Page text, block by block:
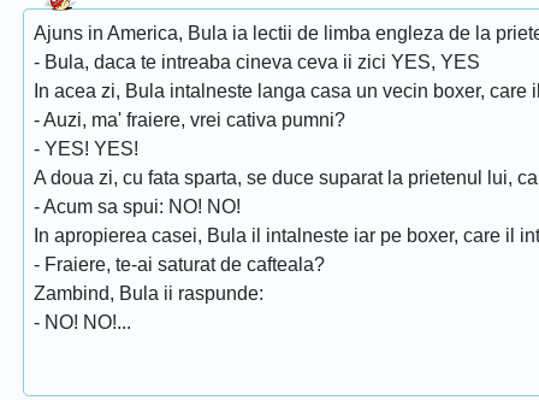
Ajuns in America, Bula ia lectii de limba engleza de la
- Bula, daca te intreaba cineva ceva ii zici YES, YES
In acea zi, Bula intalneste langa casa un vecin boxer, care
- Auzi, ma' fraiere, vrei cativa pumni?
- YES! YES!
A doua zi, cu fata sparta, se duce suparat la prietenul lui,
- Acum sa spui: NO! NO!
In apropierea casei, Bula il intalneste iar pe boxer, care il
- Fraiere, te-ai saturat de cafteala?
Zambind, Bula ii raspunde:
- NO! NO!...